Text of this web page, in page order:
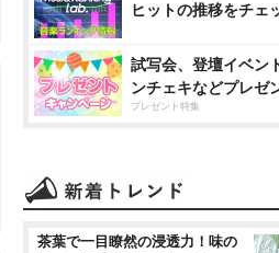
ヒットの推移をチェ
試写会、登壇イベン
ンチェキなどプレゼ
プレゼント特集
茶葉で一目瞭然の浸透力！味の